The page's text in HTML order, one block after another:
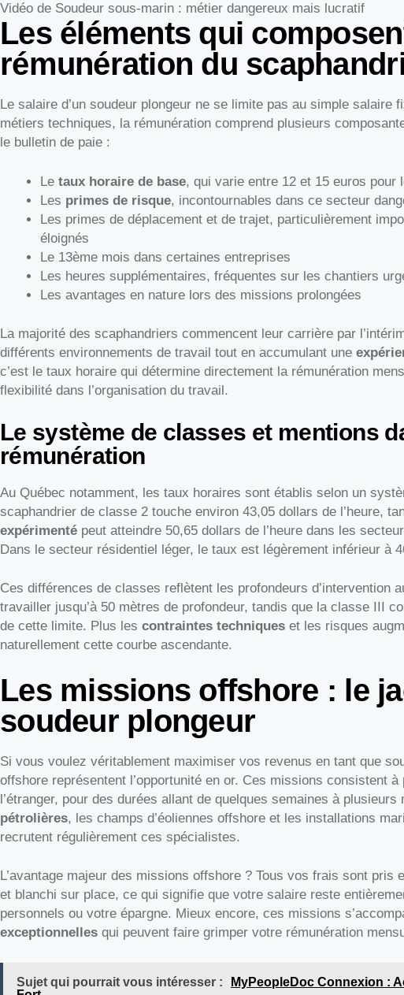
Vidéo de Soudeur sous-marin : métier dangereux mais lucratif
Les éléments qui
rémunération du
Le salaire d’un soudeur plongeur ne se limite pas au simple salaire
métiers techniques, la rémunération comprend plusieurs
le bulletin de paie :
Le taux horaire de base, qui varie entre 12 et 15 euros pour
Les primes de risque, incontournables dans ce secteur
Les primes de déplacement et de trajet, particulièrement
éloignés
Le 13ème mois dans certaines entreprises
Les heures supplémentaires, fréquentes sur les chantiers
Les avantages en nature lors des missions prolongées
La majorité des scaphandriers commencent leur carrière par
différents environnements de travail tout en accumulant une
c’est le taux horaire qui détermine directement la rémunération
flexibilité dans l’organisation du travail.
Le système de classes et mentions
rémunération
Au Québec notamment, les taux horaires sont établis selon un
scaphandrier de classe 2 touche environ 43,05 dollars de l’heure,
expérimenté peut atteindre 50,65 dollars de l’heure dans les
Dans le secteur résidentiel léger, le taux est légèrement inférieur à
Ces différences de classes reflètent les profondeurs d’intervention
travailler jusqu’à 50 mètres de profondeur, tandis que la classe III
de cette limite. Plus les contraintes techniques et les risques
naturellement cette courbe ascendante.
Les missions offshore : le
soudeur plongeur
Si vous voulez véritablement maximiser vos revenus en tant que
offshore représentent l’opportunité en or. Ces missions consistent
l’étranger, pour des durées allant de quelques semaines à plusieurs
pétrolières, les champs d’éoliennes offshore et les installations
recrutent régulièrement ces spécialistes.
L’avantage majeur des missions offshore ? Tous vos frais sont pris
et blanchi sur place, ce qui signifie que votre salaire reste
personnels ou votre épargne. Mieux encore, ces missions
exceptionnelles qui peuvent faire grimper votre rémunération
Sujet qui pourrait vous intéresser :
MyPeopleDoc Connexion :